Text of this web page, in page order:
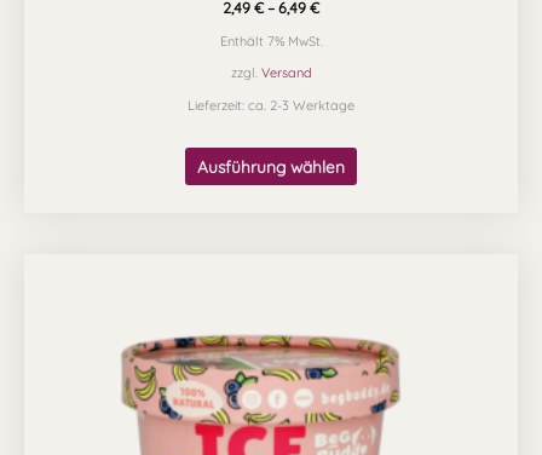
2,49 € – 6,49 €
Enthält 7% MwSt.
zzgl. Versand
Lieferzeit: ca. 2-3 Werktage
Ausführung wählen